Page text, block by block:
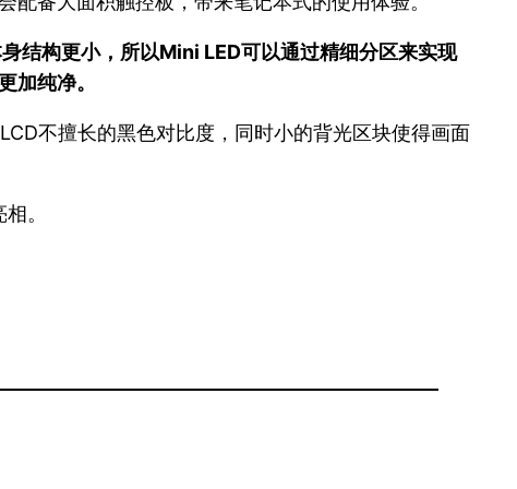
结构更小，所以Mini LED可以通过精细分区来实现
加纯净。
不擅长的黑色对比度，同时小的背光区块使得画面
。